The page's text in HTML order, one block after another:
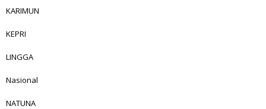
KARIMUN
KEPRI
LINGGA
Nasional
NATUNA